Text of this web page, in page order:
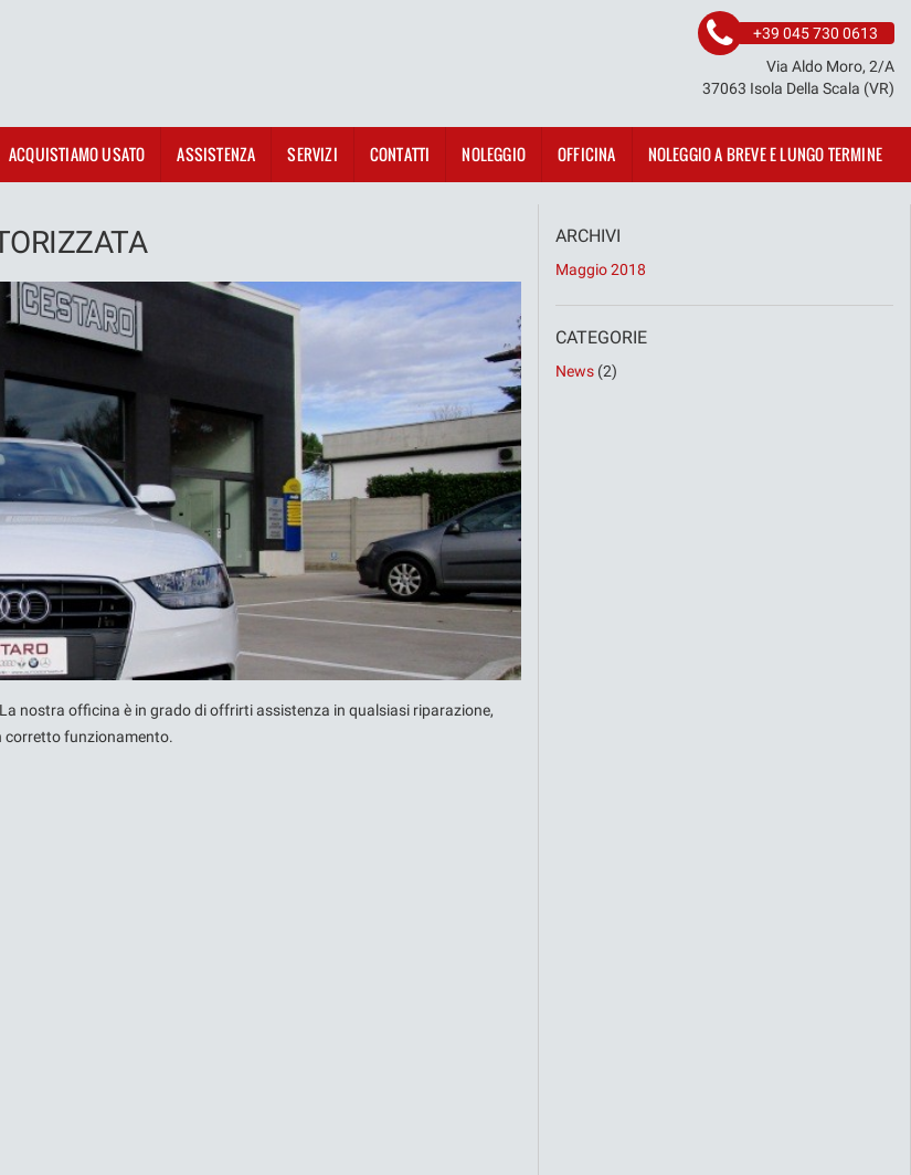
+39 045 730 0613
Via Aldo Moro, 2/A
37063 Isola Della Scala (VR)
ACQUISTIAMO USATO ASSISTENZA SERVIZI CONTATTI NOLEGGIO OFFICINA NOLEGGIO A BREVE E LUNGO TERMINE
nostra officina è in grado di offrirti assistenza in qualsiasi riparazione,
corretto funzionamento.
ARCHIVI
Maggio 2018
CATEGORIE
News (2)